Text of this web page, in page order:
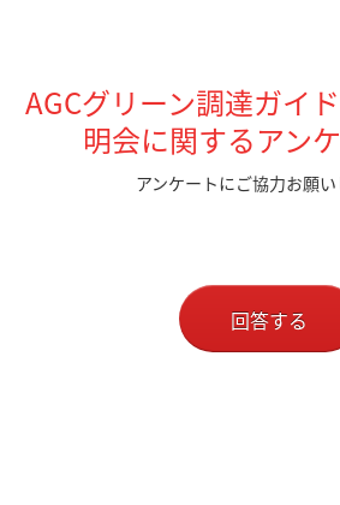
AGCグリーン調達ガイ
明会に関するアン
アンケートにご協力お願い
回答する